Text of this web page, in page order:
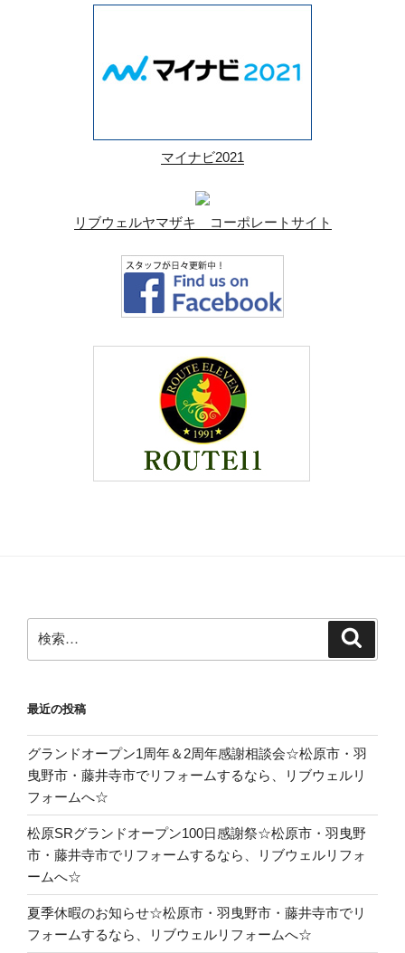
マイナビ2021
リブウェルヤマザキ コーポレートサイト
索:
最近の投稿
グランドオープン1周年＆2周年感謝相談会☆松原市・羽
曳野市・藤井寺市でリフォームするなら、リブウェルリ
フォームへ☆
松原SRグランドオープン100日感謝祭☆松原市・羽曳野
市・藤井寺市でリフォームするなら、リブウェルリフォ
ームへ☆
夏季休暇のお知らせ☆松原市・羽曳野市・藤井寺市でリ
フォームするなら、リブウェルリフォームへ☆